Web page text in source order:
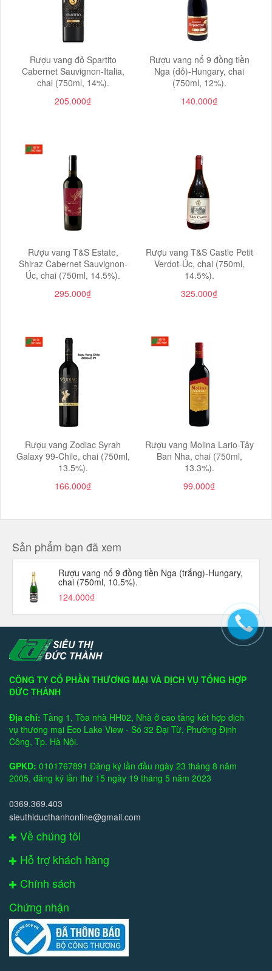
Rượu vang đỏ Spartito
Cabernet Sauvignon-Italia,
chai (750ml, 14%).
205.000₫
Rượu vang nổ 9 đồng tiền
Nga (đỏ)-Hungary, chai
(750ml, 12%).
140.000₫
Rượu vang T&S Estate,
Shiraz Cabernet Sauvignon-
Úc, chai (750ml, 14.5%).
295.000₫
Rượu vang T&S Castle Petit
Verdot-Úc, chai (750ml,
14.5%).
325.000₫
Rượu vang Zodiac Syrah
Galaxy 99-Chile, chai (750ml,
13.5%).
166.000₫
Rượu vang Molina Lario-Tây
Ban Nha, chai (750ml,
13.3%).
99.000₫
Sản phẩm bạn đã xem
Rượu vang nổ 9 đồng tiền Nga (trắng)-Hungary,
chai (750ml, 10.5%).
124.000₫
CÔNG TY CỔ PHẦN THƯƠNG MẠI VÀ DỊCH VỤ TỔNG HỢP
ĐỨC THÀNH
Địa chỉ: Tầng 1, Tòa nhà HH02, Nhà ở cao tầng kết hợp dịch
vụ thương mại Eco Lake View - Số 32 Đại Từ, Phường Định
Công, Tp. Hà Nội.
GPKD: 0101767891 Đăng ký lần đầu ngày 23 tháng 8 năm
2005, đăng ký lần thứ 15 ngày 19 tháng 5 năm 2023
0369.369.403
sieuthiducthanhonline@gmail.com
Về chúng tôi
Hỗ trợ khách hàng
Chính sách
Chứng nhận